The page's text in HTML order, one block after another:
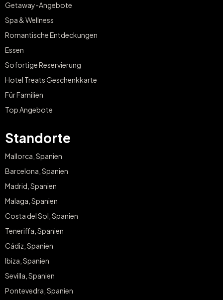
Getaway-Angebote
Spa & Wellness
Romantische Entdeckungen
Essen
Sofortige Reservierung
Hotel Treats Geschenkkarte
Für Familien
Top Angebote
Standorte
Mallorca, Spanien
Barcelona, Spanien
Madrid, Spanien
Malaga, Spanien
Costa del Sol, Spanien
Teneriffa, Spanien
Cádiz, Spanien
Ibiza, Spanien
Sevilla, Spanien
Pontevedra, Spanien